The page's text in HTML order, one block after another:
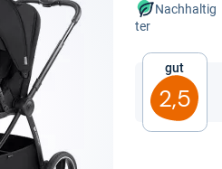
Nachhaltig
ter
Gut
2,5